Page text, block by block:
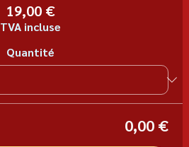
19,00 €
TVA incluse
Quantité
0,00 €